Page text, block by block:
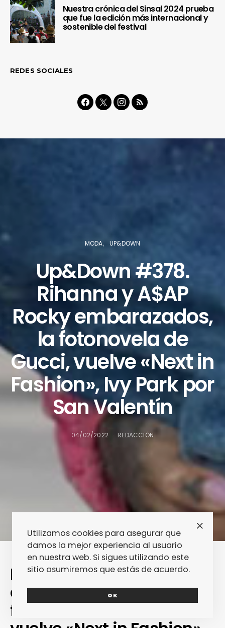
Nuestra crónica del Sinsal 2024 prueba
que fue la edición más internacional y
sostenible del festival
REDES SOCIALES
MODA UP&DOWN
Up&Down #378.
Rihanna y A$AP
Rocky embarazados,
la fotonovela de
Gucci, vuelve «Next in
Fashion», Ivy Park por
San Valentín
04/02/2022 REDACCIÓN
Rihanna y A$AP Rocky
embarazados, la
fotonovela de Gucci,
Utilizamos cookies para asegurar que
damos la mejor experiencia al usuario
en nuestra web. Si sigues utilizando este
sitio asumiremos que estás de acuerdo.
OK